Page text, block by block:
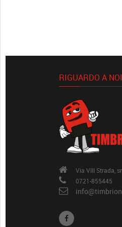
RIGUARDO A NOI
Via VIII Strada,
0721-855445